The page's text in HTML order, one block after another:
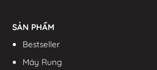
SẢN PHẨM
Bestseller
Máy Rung